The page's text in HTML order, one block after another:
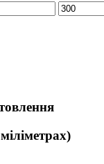
Найбільша
ціна